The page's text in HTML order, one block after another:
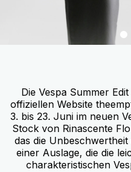
0
Die Vespa Summer
offiziellen Website
3. bis 23. Juni im neuen
Stock von Rinascente
das die
einer Auslage, die die
charakteristischen